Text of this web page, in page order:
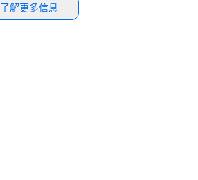
了解更多信息